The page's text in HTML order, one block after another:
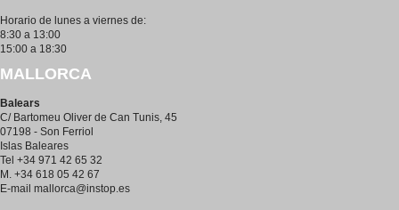
Horario de lunes a viernes de:
8:30 a 13:00
15:00 a 18:30
MALLORCA
Balears
C/ Bartomeu Oliver de Can Tunis, 45
07198 - Son Ferriol
Islas Baleares
Tel +34 971 42 65 32
M. +34 618 05 42 67
E-mail mallorca@instop.es